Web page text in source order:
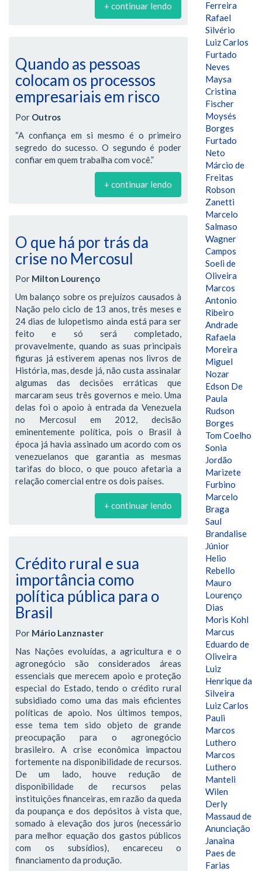
+ continuar lendo
Quando as pessoas
colocam os processos
empresariais em risco
Por Outros
“A confiança em si mesmo é o primeiro
segredo do sucesso. O segundo é poder
confiar em quem trabalha com você.”
+ continuar lendo
O que há por trás da
crise no Mercosul
Por Milton Lourenço
Um balanço sobre os prejuízos causados à
Nação pelo ciclo de 13 anos, três meses e
24 dias de lulopetismo ainda está para ser
feito e só será completado,
provavelmente, quando as suas principais
figuras já estiverem apenas nos livros de
História, mas, desde já, não custa assinalar
algumas das decisões erráticas que
marcaram seus três governos e meio. Uma
delas foi o apoio à entrada da Venezuela
no Mercosul em 2012, decisão
eminentemente política, pois o Brasil à
época já havia assinado um acordo com os
venezuelanos que garantia as mesmas
tarifas do bloco, o que pouco afetaria a
relação comercial entre os dois países.
+ continuar lendo
Crédito rural e sua
importância como
política pública para o
Brasil
Por Mário Lanznaster
Nas Nações evoluídas, a agricultura e o
agronegócio são considerados áreas
essenciais que merecem apoio e proteção
especial do Estado, tendo o crédito rural
subsidiado como uma das mais eficientes
políticas de apoio. Nos últimos tempos,
esse tema tem sido objeto de grande
preocupação para o agronegócio
brasileiro. A crise econômica impactou
fortemente na disponibilidade de recursos.
De um lado, houve redução de
disponibilidade de recursos pelas
instituições financeiras, em razão da queda
da poupança e dos depósitos à vista que,
somado à elevação dos juros (necessário
para melhor equação dos gastos públicos
com os subsídios), encareceu o
financiamento da produção.
Ferreira
Rafael
Silvério
Luiz Carlos
Furtado
Neves
Maysa
Cristina
Fischer
Moysés
Borges
Furtado
Neto
Márcio de
Freitas
Robson
Zanetti
Marcelo
Salmaso
Wagner
Campos
Soeli de
Oliveira
Marcos
Antonio
Ribeiro
Andrade
Rafaela
Moreira
Miguel
Nozar
Edson De
Paula
Rudson
Borges
Tom Coelho
Sonia
Jordão
Marizete
Furbino
Marcelo
Braga
Saul
Brandalise
Júnior
Helio
Rebello
Mauro
Lourenço
Dias
Moris Kohl
Marcus
Eduardo de
Oliveira
Luiz
Henrique da
Silveira
Luiz Carlos
Pauli
Marcos
Luthero
Marcos
Luthero
Manteli
Wilen
Derly
Massaud de
Anunciação
Janaina
Paes de
Farias